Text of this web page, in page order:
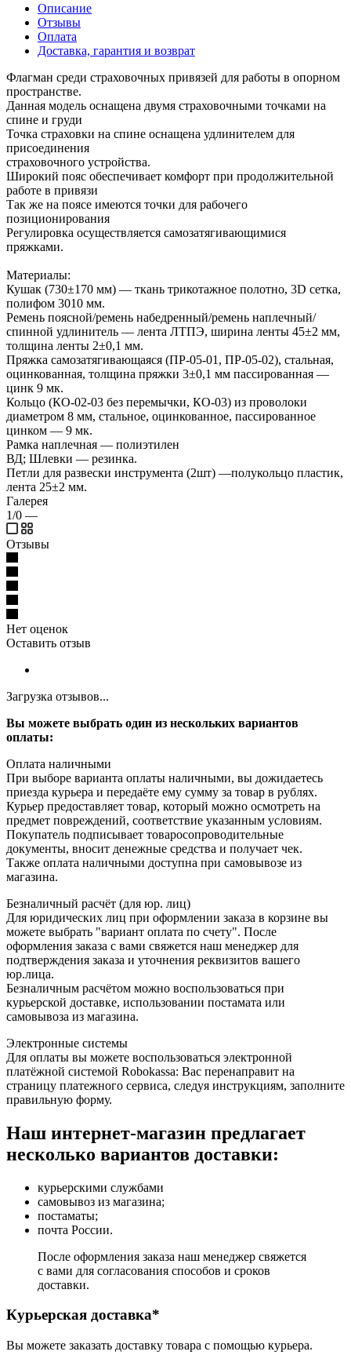
Описание
Отзывы
Оплата
Доставка, гарантия и возврат
Флагман среди страховочных привязей для работы в опорном
пространстве.
Данная модель оснащена двумя страховочными точками на
спине и груди
Точка страховки на спине оснащена удлинителем для
присоединения
страховочного устройства.
Широкий пояс обеспечивает комфорт при продолжительной
работе в привязи
Так же на поясе имеются точки для рабочего
позиционирования
Регулировка осуществляется самозатягивающимися
пряжками.
Материалы:
Кушак (730±170 мм) — ткань трикотажное полотно, 3D сетка,
полифом 3010 мм.
Ремень поясной/ремень набедренный/ремень наплечный/
спинной удлинитель — лента ЛТПЭ, ширина ленты 45±2 мм,
толщина ленты 2±0,1 мм.
Пряжка самозатягивающаяся (ПР-05-01, ПР-05-02), стальная,
оцинкованная, толщина пряжки 3±0,1 мм пассированная —
цинк 9 мк.
Кольцо (КО-02-03 без перемычки, КО-03) из проволоки
диаметром 8 мм, стальное, оцинкованное, пассированное
цинком — 9 мк.
Рамка наплечная — полиэтилен
ВД; Шлевки — резинка.
Петли для развески инструмента (2шт) —полукольцо пластик,
лента 25±2 мм.
Галерея
1/0 —
Отзывы
Нет оценок
Оставить отзыв
Загрузка отзывов...
Вы можете выбрать один из нескольких вариантов
оплаты:
Оплата наличными
При выборе варианта оплаты наличными, вы дожидаетесь
приезда курьера и передаёте ему сумму за товар в рублях.
Курьер предоставляет товар, который можно осмотреть на
предмет повреждений, соответствие указанным условиям.
Покупатель подписывает товаросопроводительные
документы, вносит денежные средства и получает чек.
Также оплата наличными доступна при самовывозе из
магазина.
Безналичный расчёт (для юр. лиц)
Для юридических лиц при оформлении заказа в корзине вы
можете выбрать "вариант оплата по счету". После
оформления заказа с вами свяжется наш менеджер для
подтверждения заказа и уточнения реквизитов вашего
юр.лица.
Безналичным расчётом можно воспользоваться при
курьерской доставке, использовании постамата или
самовывоза из магазина.
Электронные системы
Для оплаты вы можете воспользоваться электронной
платёжной системой Robokassa: Вас перенаправит на
страницу платежного сервиса, следуя инструкциям, заполните
правильную форму.
Наш интернет-магазин предлагает
несколько вариантов доставки:
курьерскими службами
самовывоз из магазина;
постаматы;
почта России.
После оформления заказа наш менеджер свяжется
с вами для согласования способов и сроков
доставки.
Курьерская доставка*
Вы можете заказать доставку товара с помощью курьера.